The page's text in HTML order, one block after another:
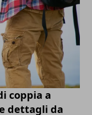
coppia a
dettagli da